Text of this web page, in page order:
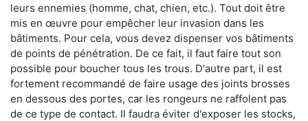
leurs ennemies (homme, chat, chien, etc.). Tout doit être
mis en œuvre pour empêcher leur invasion dans les
bâtiments. Pour cela, vous devez dispenser vos bâtiments
de points de pénétration. De ce fait, il faut faire tout son
possible pour boucher tous les trous. D'autre part, il est
fortement recommandé de faire usage des joints brosses
en dessous des portes, car les rongeurs ne raffolent pas
de ce type de contact. Il faudra éviter d'exposer les stocks,